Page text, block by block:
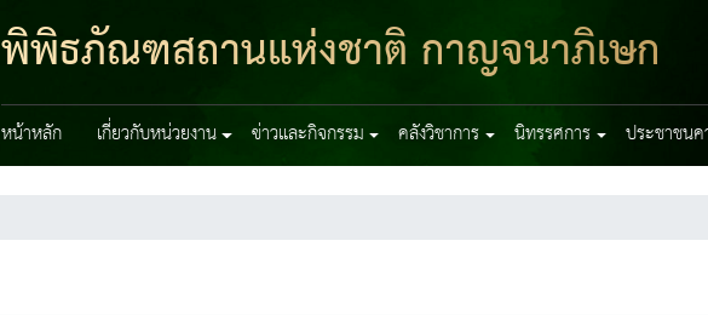
พิพิธภัณฑสถานแห่งชาติ กาญจนาภิเษก
หน้าหลัก เกี่ยวกับหน่วยงาน ข่าวและกิจกรรม คลังวิชาการ นิทรรศการ ประชาชน